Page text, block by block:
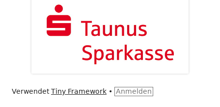
VerwendetTiny Framework • Anmelden